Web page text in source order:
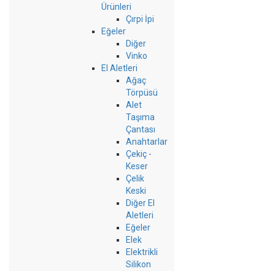
Ürünleri
Çırpi İpi
Eğeler
Diğer
Vinko
El Aletleri
Ağaç
Törpüsü
Alet
Taşıma
Çantası
Anahtarlar
Çekiç -
Keser
Çelik
Keski
Diğer El
Aletleri
Eğeler
Elek
Elektrikli
Silikon